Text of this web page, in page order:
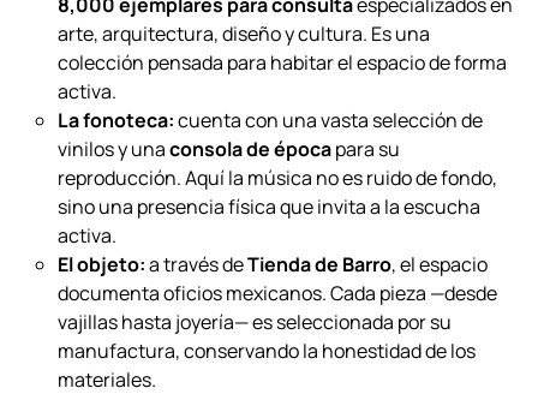
Finalmente, Tetetlán propone un regreso a lo tangible a través de
su sala de vinilos y su biblioteca. Es unarchivo sensorial
diseñado para la permanencia.
La biblioteca:
8,000 ejemplares para consultaespecializados en
arte, arquitectura, diseño y cultura. Es una
colección pensada para habitar el espacio de forma
activa.
La fonoteca:
vinilos y unaconsola de épocapara su
reproducción. Aquí la música no es ruido de fondo,
sino una presencia física que invita a la escucha
activa.
El objeto:a través de